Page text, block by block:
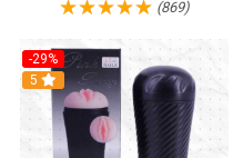
(869)
-29%
5